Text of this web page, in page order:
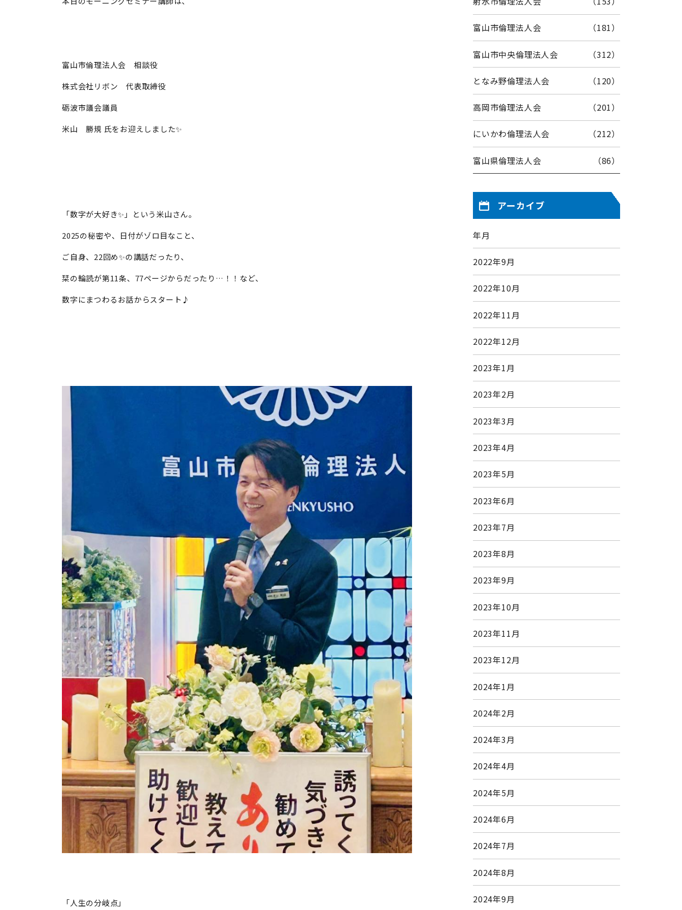
富山市倫理法人会 相談役
株式会社リボン 代表取締役
砺波市議会議員
米山 勝規 氏をお迎えしました✨
「数字が大好き✨」という米山さん。
2025の秘密や、日付がゾロ目なこと、
ご自身、22回め✨の講話だったり、
栞の輪読が第11条、77ページからだったり…！！など、
数字にまつわるお話からスタート♪
「人生の分岐点」
富山市倫理法人会 （181）
富山市中央倫理法人会 （312）
となみ野倫理法人会 （120）
高岡市倫理法人会 （201）
にいかわ倫理法人会 （212）
富山県倫理法人会 （86）
アーカイブ
年月
2022年9月
2022年10月
2022年11月
2022年12月
2023年1月
2023年2月
2023年3月
2023年4月
2023年5月
2023年6月
2023年7月
2023年8月
2023年9月
2023年10月
2023年11月
2023年12月
2024年1月
2024年2月
2024年3月
2024年4月
2024年5月
2024年6月
2024年7月
2024年8月
2024年9月